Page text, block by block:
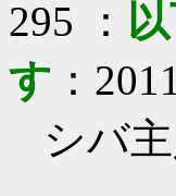
295 ：
す ：
シバ